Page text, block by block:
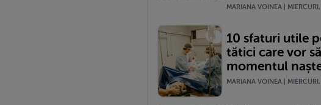
MARIANA VOINEA |
10 sfaturi utile
tătici care vor
momentul
MARIANA VOINEA |